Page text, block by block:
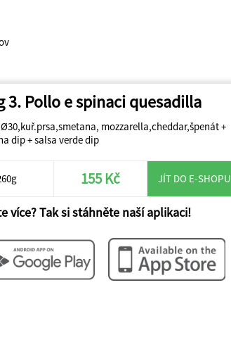
3. Pollo e spinaci quesadilla
mozzarella,cheddar,špenát +
dip + salsa verde dip
155 Kč JÍT DO E-SHOPU
více? Tak si stáhněte naší aplikaci!